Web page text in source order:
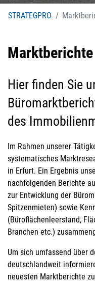
STRATEGPRO
Marktberichte
Hier finden Sie
des
Im Rahmen unserer
systematisches
in Erfurt. Ein Ergebnis
nachfolgenden Berichte
zur Entwicklung der
Spitzenmieten) sowie
(Büroflächenleerstand,
Branchen etc.)
Um sich umfassend über
deutschlandweit
neuesten Marktberichte